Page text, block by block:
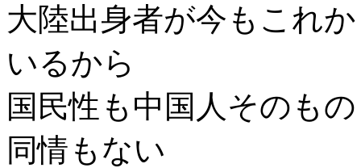
大陸出身者が今もこれ
いるから
国民性も中国人そのもの
同情もない